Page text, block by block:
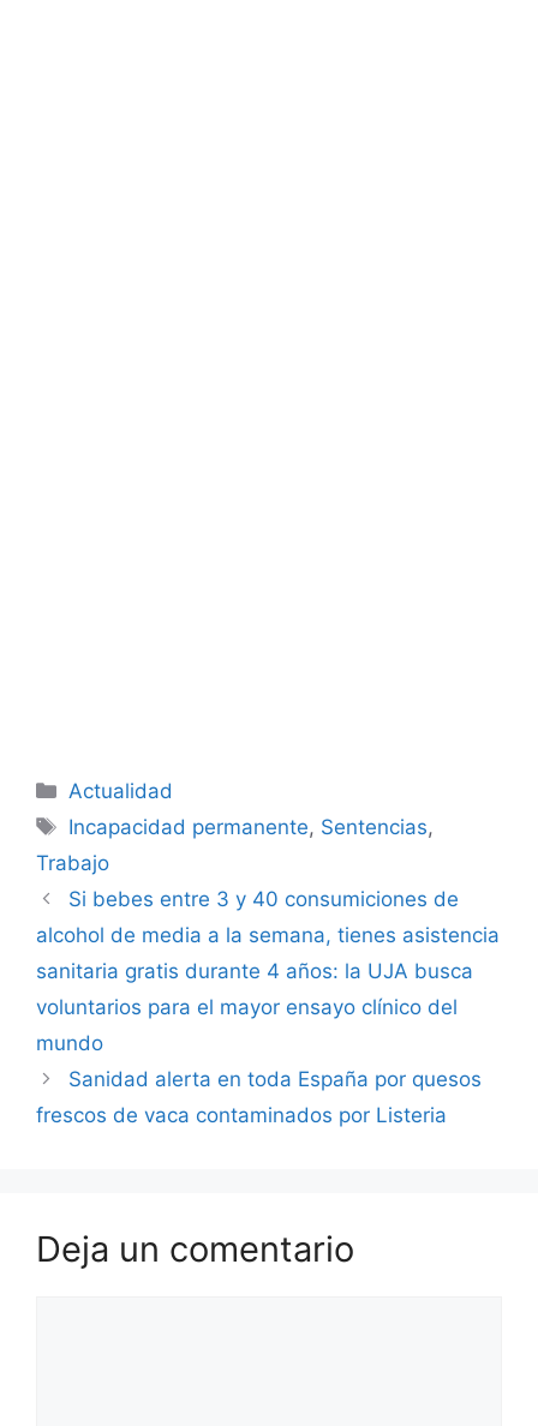
Categorías
Actualidad
Etiquetas
Incapacidad permanente, Sentencias,
Trabajo
Si bebes entre 3 y 40 consumiciones de
alcohol de media a la semana, tienes asistencia
sanitaria gratis durante 4 años: la UJA busca
voluntarios para el mayor ensayo clínico del
mundo
Sanidad alerta en toda España por quesos
frescos de vaca contaminados por Listeria
Deja un comentario